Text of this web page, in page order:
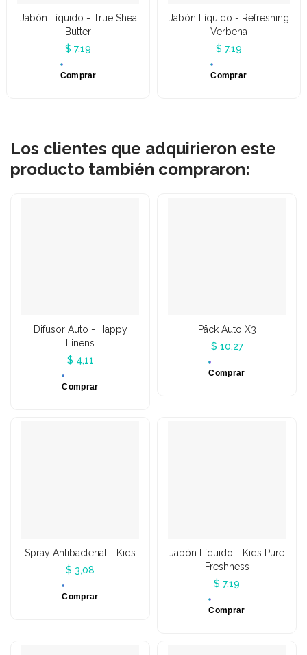
Jabón Líquido - True Shea
Butter
$ 7,19
Comprar
Jabón Líquido - Refreshing
Verbena
$ 7,19
Comprar
Los clientes que adquirieron este
producto también compraron:
Difusor Auto - Happy
Linens
$ 4,11
Comprar
Päck Auto X3
$ 10,27
Comprar
Spray Antibacterial - Kïds
$ 3,08
Comprar
Jabón Líquido - Kids Pure
Freshness
$ 7,19
Comprar